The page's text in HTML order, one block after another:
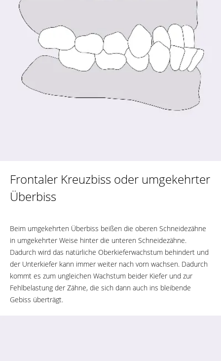
Frontaler Kreuzbiss oder umgekehrter
Überbiss
Beim umgekehrten Überbiss beißen die oberen Schneidezähne
in umgekehrter Weise hinter die unteren Schneidezähne.
Dadurch wird das natürliche Oberkieferwachstum behindert und
der Unterkiefer kann immer weiter nach vorn wachsen. Dadurch
kommt es zum ungleichen Wachstum beider Kiefer und zur
Fehlbelastung der Zähne, die sich dann auch ins bleibende
Gebiss überträgt.